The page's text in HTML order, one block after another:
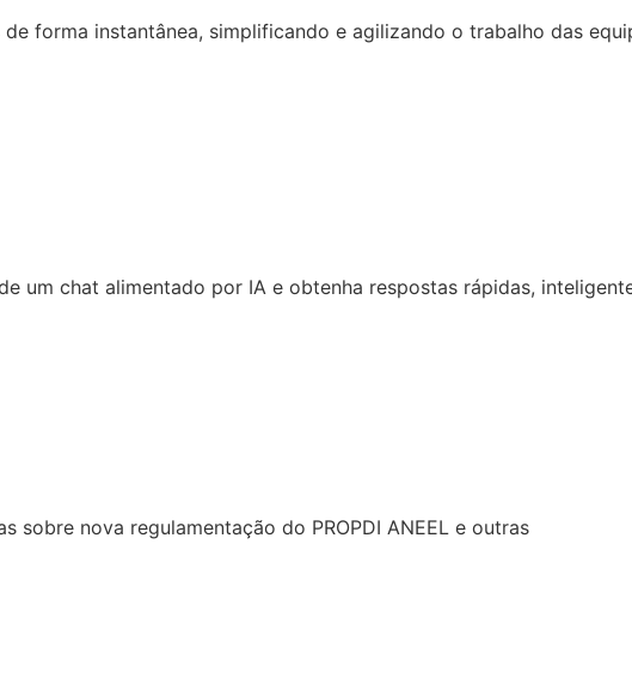
forma instantânea, simplificando e agilizando o trabalho das
um chat alimentado por IA e obtenha respostas rápidas,
sobre nova regulamentação do PROPDI ANEEL e outras